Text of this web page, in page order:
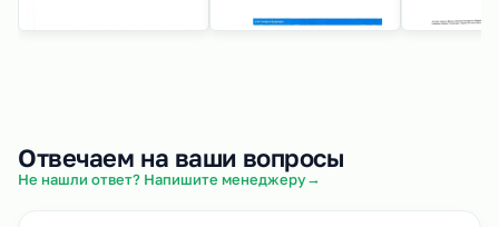
Отвечаем на ваши вопросы
Не нашли ответ? Напишите менеджеру→